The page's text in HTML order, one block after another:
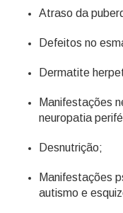
Atraso da
Defeitos no
Dermatite
Manifestações
neuropatia
Desnutrição;
Manifestações
autismo e